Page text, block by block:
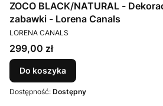
ZOCO BLACK/NATURAL -
zabawki - Lorena Canals
PRODUCENT
LORENA CANALS
Cena
299,00 zł
Do koszyka
Dostępność: Dostępny